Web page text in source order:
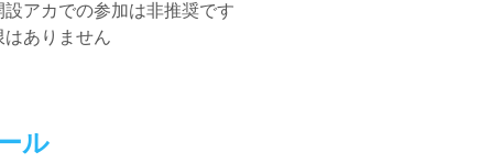
アカでの参加は非推奨です
はありません
ル